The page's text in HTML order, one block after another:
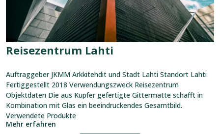
Reisezentrum Lahti
Auftraggeber JKMM Arkkitehdit und Stadt Lahti Standort Lahti
Fertiggestellt 2018 Verwendungszweck Reisezentrum
Objektdaten Die aus Kupfer gefertigte Gittermatte schafft in
Kombination mit Glas ein beeindruckendes Gesamtbild.
Verwendete Produkte
Mehr erfahren